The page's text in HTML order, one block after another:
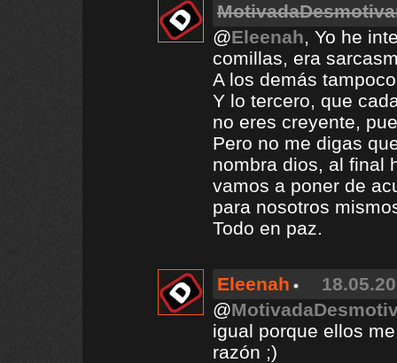
@Eleenah, Yo he
comillas, era
A los demás
Y lo tercero, que
no eres creyente,
Pero no me digas
nombra dios, al final
vamos a poner de
para nosotros
Todo en paz.
Eleenah
@
igual porque ellos
razón ;)